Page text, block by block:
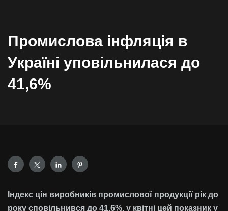
Промислова інфляція в
Україні уповільнилася до
41,6%
Індекс цін виробників промислової продукції рік до
року сповільнився до 41,6%, у квітні цей показник у